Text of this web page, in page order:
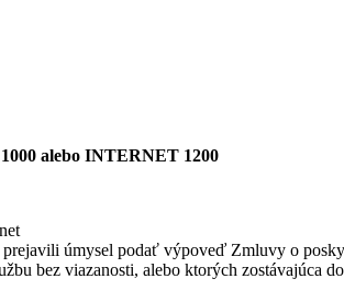
alebo INTERNET 1200
úmysel podať výpoveď Zmluvy o
bez viazanosti, alebo ktorých zostávajúca